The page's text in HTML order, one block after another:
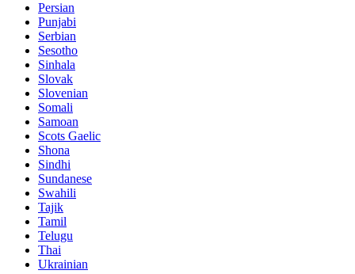
Persian
Punjabi
Serbian
Sesotho
Sinhala
Slovak
Slovenian
Somali
Samoan
Scots Gaelic
Shona
Sindhi
Sundanese
Swahili
Tajik
Tamil
Telugu
Thai
Ukrainian